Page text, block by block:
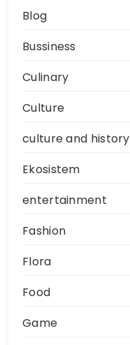
Blog
Bussiness
Culinary
Culture
culture and history
Ekosistem
entertainment
Fashion
Flora
Food
Game